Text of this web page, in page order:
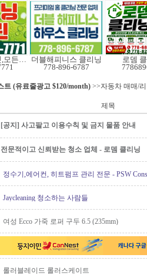
이사전후,카펫,모든청소
더블해피니스 클리닝
778-896-6787
로뎀
트 (유료줄광고 $120/month) >>자동차 매매/
제목
[공지] 사고팔고 이용수칙 및 금지 물품 안내
전문적이고 신뢰받는 청소 업체 - 로뎀 클리닝
정수기,에어컨, 히트펌프 관리 전문 - PSW
Jaycleaning 청소하는 사람들
여성 Ecco 가죽 로퍼 구두 6.5 (235mm)
롤러블레이드 롤러스케이트